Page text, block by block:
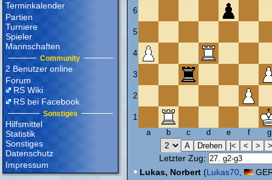
Terminkalender
Partien
Turniere
Spieler
Mannschaften
Community
2 Benutzer online
Forum
RS Wiki
RS bei Facebook
Sonstiges
Hilfsmittel
Statistik
Sonstiges
Datenschutz
Impressum
6
5
4
3
2
1
a
b c d e f g
Letzter Zug:
• Lukas, Norbert(Lukas70,